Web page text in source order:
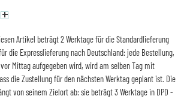
+
Artikel beträgt 2 Werktage für die Standardlieferung
die Expresslieferung nach Deutschland: jede Bestellung,
Mittag aufgegeben wird, wird am selben Tag mit
die Zustellung für den nächsten Werktag geplant ist. Die
von seinem Zielort ab: sie beträgt 3 Werktage in DPD -